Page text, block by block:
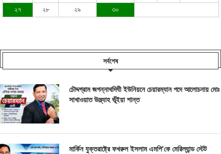
২৭
২৮ ২৯ ৩০
সর্বশেষ
চৌদ্দগ্রাম জগন্নাথদিঘী ইউনিয়নে চেয়ারম্যান পদে আলোচনায় মোঃ
সাখাওয়াত উল্ল্যাহ ভূঁইয়া শান্ত
মার্কিন যুক্তরাষ্ট্রে ফখরুল ইসলাম এমপি’কে মেরিল্যান্ড স্টেট